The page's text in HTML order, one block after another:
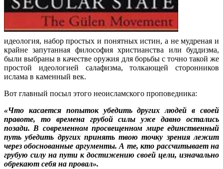
идеология, набор простых и понятных истин, а не мудреная и
крайне запутанная философия христианства или буддизма,
были выбраны в качестве оружия для борьбы с точно такой же
простой идеологией салафизма, толкающей сторонников
ислама в каменный век.
Вот главный посыл этого неоисламского проповедника:
«Что касается попыток убедить других людей в своей
правоте, то времена грубой силы уже давно остались
позади. В современном просвещенном мире единственный
путь убедить других принять твою точку зрения лежит
через обоснованные аргументы. А те, кто рассчитывает на
грубую силу на пути к достижению своей цели, изначально
обрекают себя на провал».